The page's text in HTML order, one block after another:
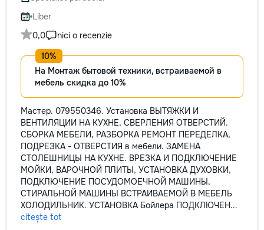
не включается? Не спешите
покупать новую! Спасем ваш
бюджет.
Liber
0,0
nici o recenzie
На Монтаж бытовой техники, встраиваемой в
мебель скидка до 10%
Мастер. 079550346. Установка ВЫТЯЖКИ И
ВЕНТИЛЯЦИИ НА КУХНЕ, СВЕРЛЕНИЯ ОТВЕРСТИЙ.
СБОРКА МЕБЕЛИ, РАЗБОРКА РЕМОНТ ПЕРЕДЕЛКА,
ПОДРЕЗКА - ОТВЕРСТИЯ в мебели. ЗАМЕНА
СТОЛЕШНИЦЫ НА КУХНЕ. ВРЕЗКА И ПОДКЛЮЧЕНИЕ
МОЙКИ, ВАРОЧНОЙ ПЛИТЫ, УСТАНОВКА ДУХОВКИ,
ПОДКЛЮЧЕНИЕ ПОСУДОМОЕЧНОЙ МАШИНЫ,
СТИРАЛЬНОЙ МАШИНЫ ВСТРАИВАЕМОЙ В МЕБЕЛЬ
ХОЛОДИЛЬНИК. УСТАНОВКА Бойлера ПОДКЛЮЧЕН...
citește tot